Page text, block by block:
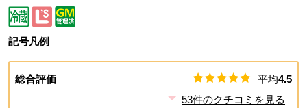
記号凡例
総合評価 平均4.5
53件のクチコミを見る